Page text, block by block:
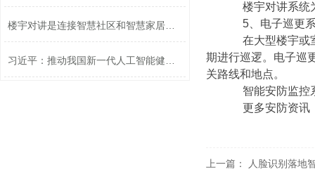
楼宇对讲系统为
5、电子巡更
在大型楼宇或室
期进行巡逻。电子巡
关路线和地点。
智能安防监控系
更多安防资讯
上一篇： 人脸识别落地